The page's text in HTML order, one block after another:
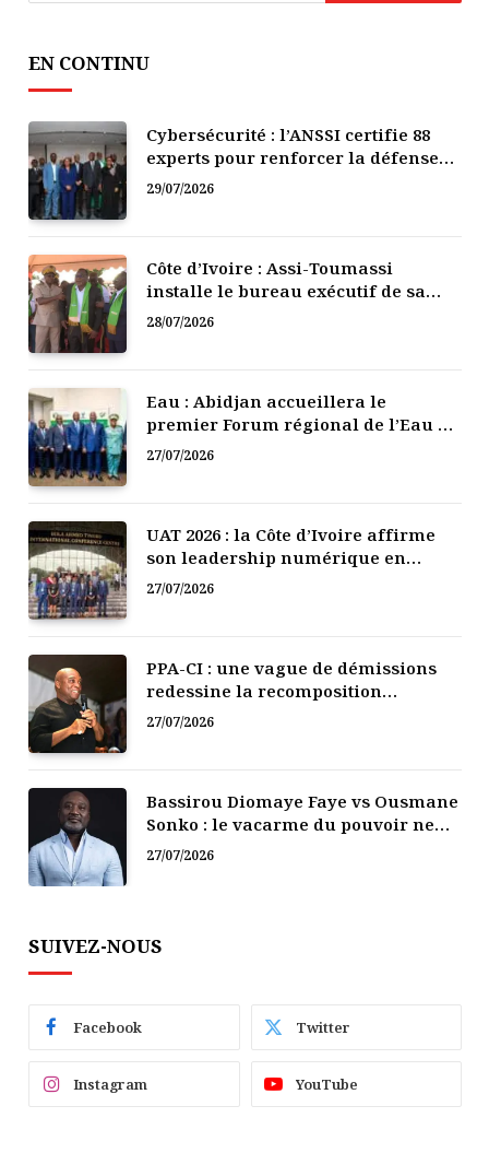
EN CONTINU
Cybersécurité : l’ANSSI certifie 88
experts pour renforcer la défense
numérique de la Côte d’Ivoire
29/07/2026
Côte d’Ivoire : Assi-Toumassi
installe le bureau exécutif de sa
mutuelle de développement
28/07/2026
Eau : Abidjan accueillera le
premier Forum régional de l’Eau de
l’Afrique de l’Ouest
27/07/2026
UAT 2026 : la Côte d’Ivoire affirme
son leadership numérique en
Afrique
27/07/2026
PPA-CI : une vague de démissions
redessine la recomposition
politique
27/07/2026
Bassirou Diomaye Faye vs Ousmane
Sonko : le vacarme du pouvoir ne
doit pas faire oublier les liens de la
27/07/2026
SUIVEZ-NOUS
Facebook Twitter
Instagram YouTube